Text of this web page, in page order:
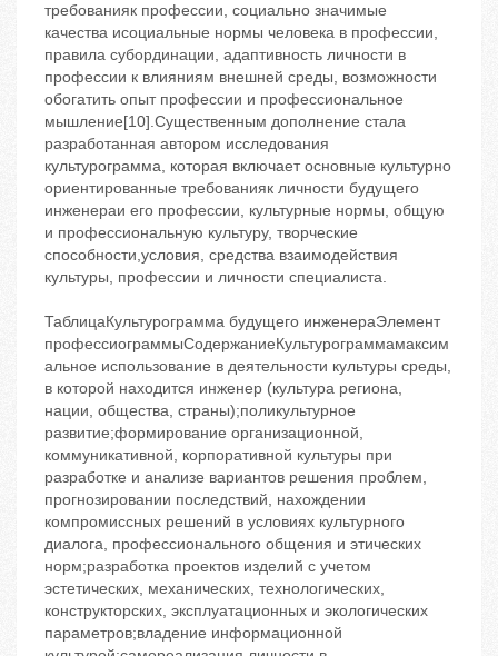
требованияк профессии, социально значимые
качества исоциальные нормы человека в профессии,
правила субординации, адаптивность личности в
профессии к влияниям внешней среды, возможности
обогатить опыт профессии и профессиональное
мышление[10].Существенным дополнение стала
разработанная автором исследования
культурограмма, которая включает основные культурно
ориентированные требованияк личности будущего
инженераи его профессии, культурные нормы, общую
и профессиональную культуру, творческие
способности,условия, средства взаимодействия
культуры, профессии и личности специалиста.
ТаблицаКультурограмма будущего инженераЭлемент
профессиограммыСодержаниеКультурограммамаксим
альное использование в деятельности культуры среды,
в которой находится инженер (культура региона,
нации, общества, страны);поликультурное
развитие;формирование организационной,
коммуникативной, корпоративной культуры при
разработке и анализе вариантов решения проблем,
прогнозировании последствий, нахождении
компромиссных решений в условиях культурного
диалога, профессионального общения и этических
норм;разработка проектов изделий с учетом
эстетических, механических, технологических,
конструкторских, эксплуатационных и экологических
параметров;владение информационной